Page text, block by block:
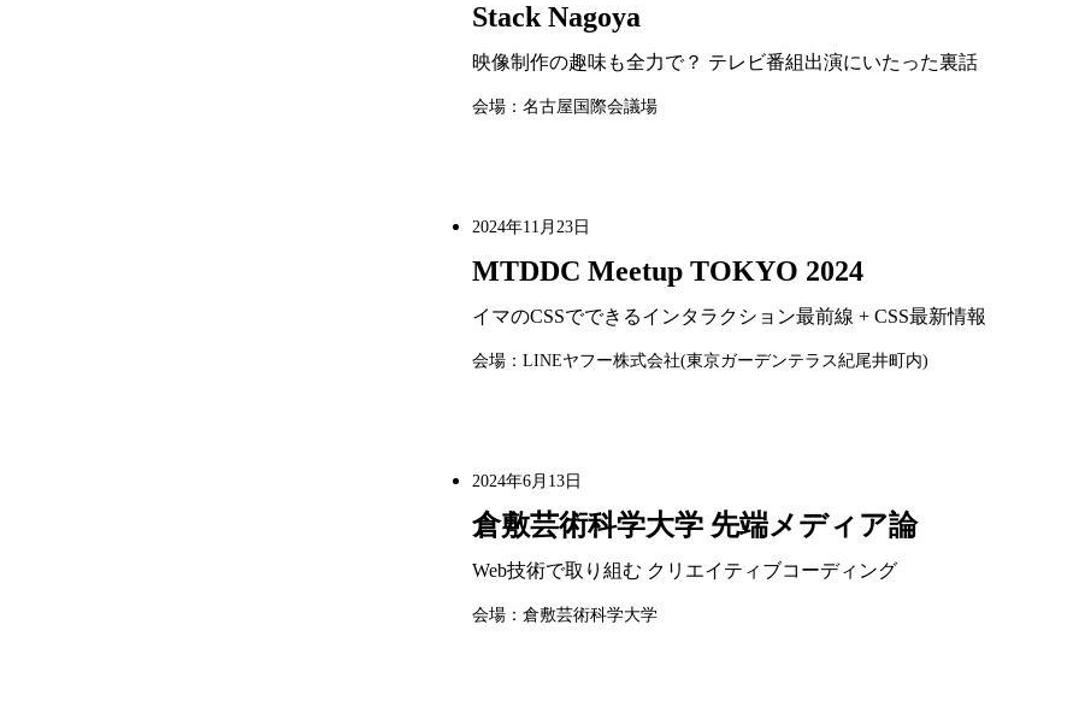
Stack Nagoya
映像制作の趣味も全力で？ テレビ番組出演にいたった裏話
会場：名古屋国際会議場
2024年11月23日
MTDDC Meetup TOKYO 2024
イマのCSSでできるインタラクション最前線 + CSS最新情報
会場：LINEヤフー株式会社(東京ガーデンテラス紀尾井町内)
2024年6月13日
倉敷芸術科学大学 先端メディア論
Web技術で取り組む クリエイティブコーディング
会場：倉敷芸術科学大学